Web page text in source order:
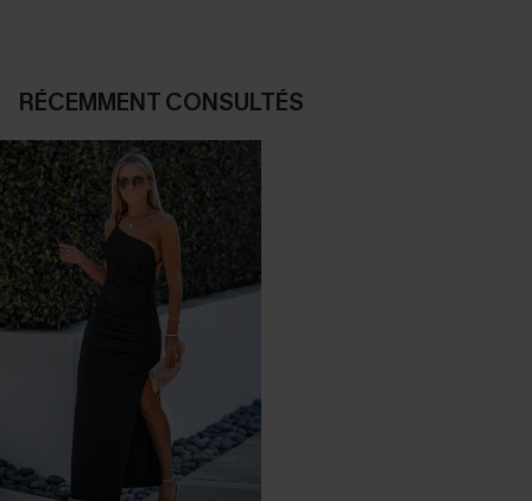
RÉCEMMENT CONSULTÉS